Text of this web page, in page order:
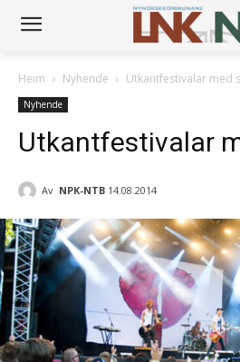
Heim Nyhende Utkantfestivalar med
Nyhende
Utkantfestivalar
Av NPK-NTB 14.08.2014